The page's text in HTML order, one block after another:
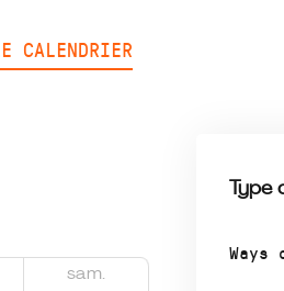
CALENDRIER
Type
Ways
sam.